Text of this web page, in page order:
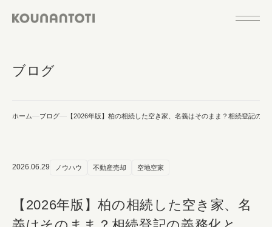
ブログ
ホーム ブログ 【2026年版】柏の相続した空き家、名義はそのまま？相続登記の
2026.06.29 ノウハウ 不動産売却 空地空家
【2026年版】柏の相続した空き家、名